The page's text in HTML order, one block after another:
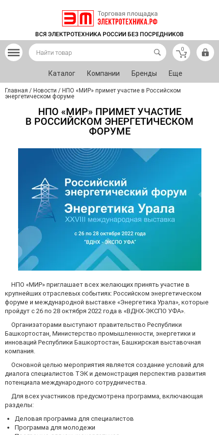
ВСЯ ЭЛЕКТРОТЕХНИКА РОССИИ БЕЗ ПОСРЕДНИКОВ
0
Каталог Компании Бренды Еще
Главная / Новости / НПО «МИР» примет участие в Российском
энергетическом форуме
НПО «МИР» ПРИМЕТ УЧАСТИЕ
В РОССИЙСКОМ ЭНЕРГЕТИЧЕСКОМ
ФОРУМЕ
НПО «МИР» приглашает всех желающих принять участие в
крупнейших отраслевых событиях: Российском энергетическом
форуме и международной выставке «Энергетика Урала», которые
пройдут с 26 по 28 октября 2022 года в «ВДНХ-ЭКСПО УФА».
Организаторами выступают правительство Республики
Башкортостан, Министерство промышленности, энергетики и
инноваций Республики Башкортостан, Башкирская выставочная
компания.
Основной целью мероприятия является создание условий для
диалога специалистов ТЭК и демонстрация перспектив развития
потенциала международного сотрудничества.
Для всех участников предусмотрена программа, включающая
разделы:
Деловая программа для специалистов
Программа для молодежи